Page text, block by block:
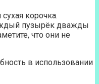
корочка.
пузырёк дважды
что они не
в использовании